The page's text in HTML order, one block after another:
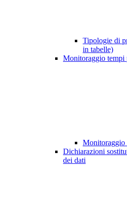
Tipologie di
in tabelle)
Monitoraggio tempi
Monitoraggio
Dichiarazioni
dei dati